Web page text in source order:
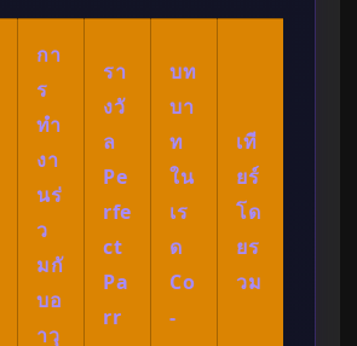
กา
ร
ทำ
งา
นร่
ว
มกั
บอ
าวุ
รา
งวั
ล
Pe
rfe
ct
Pa
rr
บท
บา
ท
ใน
เร
ด
Co
-
เที
ยร์
โด
ยร
วม